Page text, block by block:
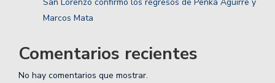
Marcos Mata
Comentarios recientes
No hay comentarios que mostrar.